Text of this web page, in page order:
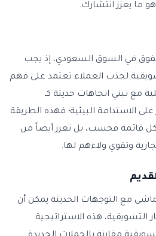
ما يعزز انتشارك.
في السوق السعودي، إذ يجب
لجذب العملاء تعتمد على فهم
مع تبني اتجاهات حديثة كـ
على الاستدامة البيئية؛ فهذه الطريقة
قائمة فحسب، بل تعزز أيضاً من
وتقوي ولاءهم لها.
مع التوجهات الحديثة يمكن أن
التسويقية، هذه الاستراتيجية